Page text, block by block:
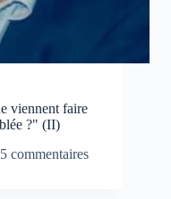
viennent faire
?" (II)
5 commentaires